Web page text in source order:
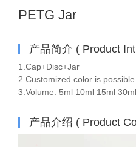
首页 > 产品目录（
PETG Jar
产品简介 ( Product
1.Cap+Disc+Jar
2.Customized color is possible
3.Volume: 5ml 10ml 15ml
产品介绍 ( Product